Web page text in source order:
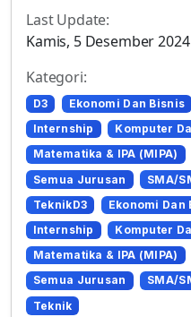
Last Update:
Kamis, 5 Desember 2024
Kategori:
D3 Ekonomi Dan Bisnis
Internship
Komputer
Matematika & IPA (MIPA)
Semua Jurusan
SMA/
TeknikD3
Ekonomi Dan
Internship
Komputer
Matematika & IPA (MIPA)
Semua Jurusan
SMA/
Teknik